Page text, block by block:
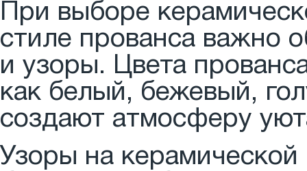
При выборе
стиле прованса важно
и узоры. Цвета
как белый, бежевый,
создают атмосферу
Узоры на керамической